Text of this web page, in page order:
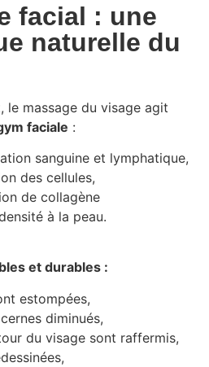
facial : une
naturelle du
le massage du visage agit
faciale :
sanguine et lymphatique,
des cellules,
de collagène
à la peau.
et durables :
estompées,
diminués,
du visage sont raffermis,